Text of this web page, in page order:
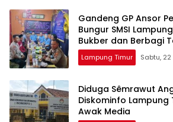
Gandeng GP Ansor
Bungur SMSI
Bukber dan Berbagi
Lampung Timur Sabtu,
Diduga Sêmrawut
Diskominfo Lampung
Awak Media